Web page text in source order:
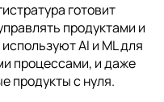
готовит
продуктами и
AI и ML для
процессами, и даже
продукты с нуля.